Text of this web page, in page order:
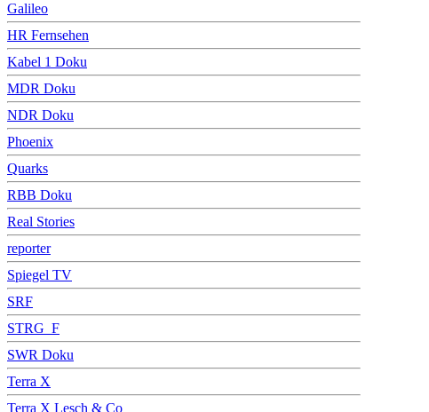
Galileo
HR Fernsehen
Kabel 1 Doku
MDR Doku
NDR Doku
Phoenix
Quarks
RBB Doku
Real Stories
reporter
Spiegel TV
SRF
STRG_F
SWR Doku
Terra X
Terra X Lesch & Co